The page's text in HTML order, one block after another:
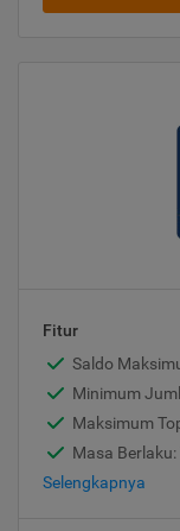
Fitur
Saldo
Minimum
Maksimum
Masa
Selengkapnya